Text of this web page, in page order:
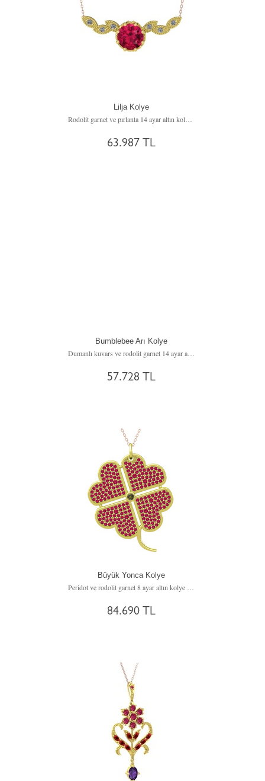
Lilja Kolye
Rodolit garnet ve pırlanta 14 ayar altın kolye (0.12 karat, 40 cm rose altın rolo zincir)
63.987 TL
Bumblebee Arı Kolye
Dumanlı kuvars ve rodolit garnet 14 ayar altın kolye (40 cm altın rolo zincir)
57.728 TL
Büyük Yonca Kolye
84.690 TL